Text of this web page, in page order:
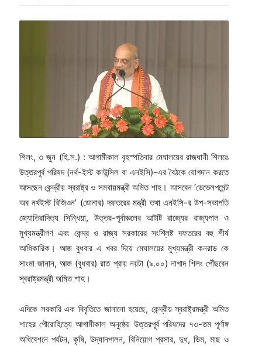
শিলং, ৩ জুন (হি.স.) : আগামীকাল বৃহস্পতিবার মেঘালয়ের রাজধানী শিলঙে
উত্তরপূর্ব পরিষদ (নর্থ-ইস্ট কাউন্সিল বা এনইসি)-এর বৈঠকে যোগদান করতে
আসছেন কেন্দ্রীয় স্বরাষ্ট্র ও সমবায়মন্ত্রী অমিত শাহ। আসবেন ‘ডেভেলপমেন্ট
অব নর্থইস্ট রিজিওন’ (ডোনার) দফতরের মন্ত্রী তথা এনইসি-র উপ-সভাপতি
জ্যোতিরাদিত্য সিন্ধিয়া, উত্তর-পূর্বাঞ্চলের আটটি রাজ্যের রাজ্যপাল ও
মুখ্যমন্ত্রীগণ এবং কেন্দ্র ও রাজ্য সরকারের সংশ্লিষ্ট দফতরের বহু শীর্ষ
আধিকারিক। আজ বুধবার এ খবর দিয়ে মেঘালয়ের মুখ্যমন্ত্রী কনরাড কে
সাংমা জানান, আজ (বুধবার) রাত প্রায় নয়টা (৯.০০) নাগাদ শিলং পৌঁছবেন
স্বরাষ্ট্রমন্ত্রী অমিত শাহ।
এদিকে সরকারি এক বিবৃতিতে জানানো হয়েছে, কেন্দ্রীয় স্বরাষ্ট্রমন্ত্রী অমিত
শাহের পৌরোহিত্যে আগামীকাল অনুষ্ঠেয় উত্তরপূর্ব পরিষদের ৭৩-তম পূর্ণাঙ্গ
অধিবেশনে পর্যটন, কৃষি, উদ্যানপালন, বিনিয়োগ প্রসার, দুধ, ডিম, মাছ ও